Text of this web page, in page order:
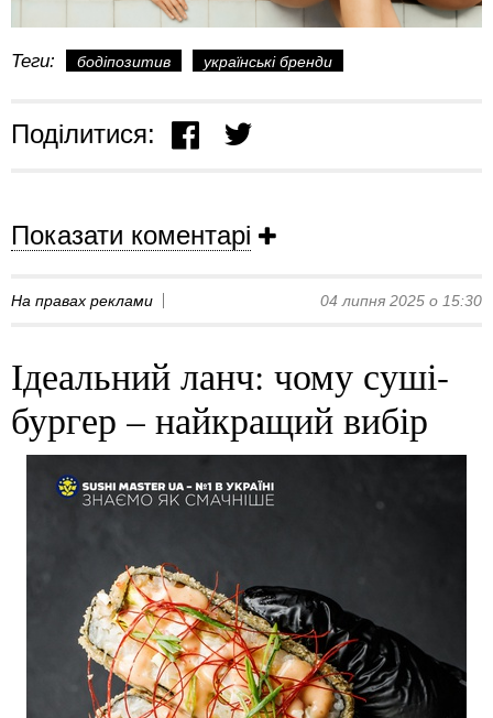
Теги: бодіпозитив українські бренди
Поділитися:
Показати коментарі
На правах реклами 04 липня 2025 о 15:30
Ідеальний ланч: чому суші-
бургер – найкращий вибір